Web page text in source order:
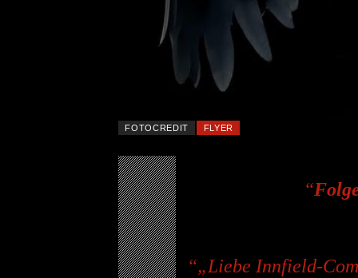
FOTOCREDIT FLYER
„Liebe Innfield-